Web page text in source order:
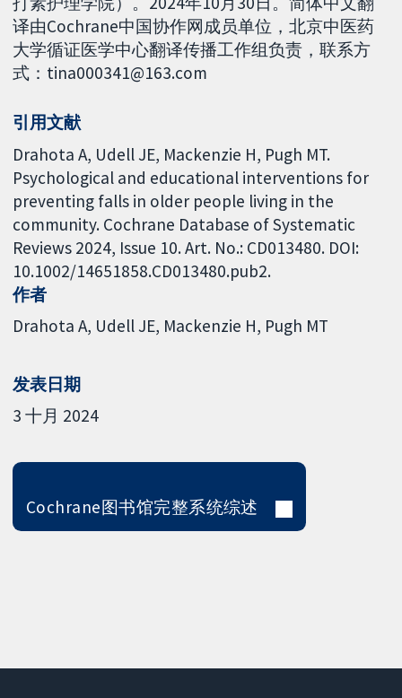
译由Cochrane中国协作网成员单位，北京中医药
大学循证医学中心翻译传播工作组负责，联系方
式：tina000341@163.com
引用文献
Drahota A, Udell JE, Mackenzie H, Pugh MT.
Psychological and educational interventions for
preventing falls in older people living in the
community. Cochrane Database of Systematic
Reviews 2024, Issue 10. Art. No.: CD013480. DOI:
10.1002/14651858.CD013480.pub2.
作者
Drahota A Udell JE Mackenzie H Pugh MT
发表日期
3 十月 2024
Cochrane图书馆完整系统综述